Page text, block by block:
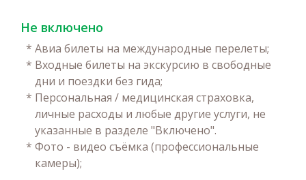
Не включено
* Авиа билеты на международные перелеты;
* Входные билеты на экскурсию в свободные
дни и поездки без гида;
* Персональная / медицинская страховка,
личные расходы и любые другие услуги, не
указанные в разделе "Включено".
* Фото - видео съёмка (профессиональные
камеры);